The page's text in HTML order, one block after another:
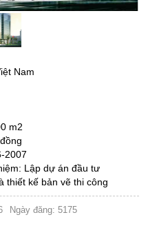
Nam
m2
2007
Lập dự án đầu tư
thiết kế bản vẽ thi công
Ngày đăng: 5175